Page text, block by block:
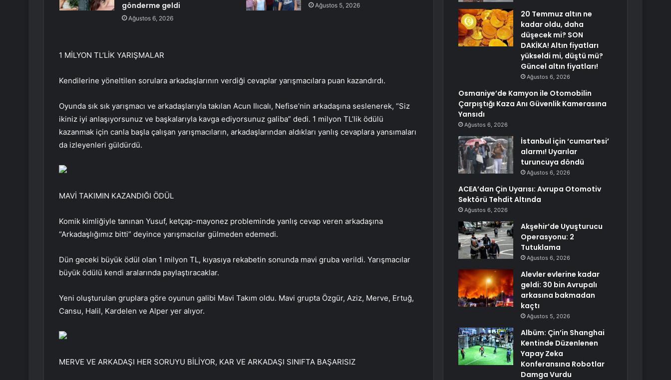
gönderme geldi
Ağustos 6, 2026
Ağustos 5, 2026
1 MİLYON TL’LİK YARIŞMALAR
Kendilerine yöneltilen sorulara arkadaşlarının verdiği cevaplar yarışmacılara puan kazandırdı.
Oyunda sık sık yarışmacı ve arkadaşlarıyla takılan Acun Ilıcalı, Nefise’nin arkadaşına seslenerek, “Siz
ikiniz iyi anlaşıyorsunuz ve başkalarıyla kavga ediyorsunuz galiba” dedi. 1 milyon TL’lik ödülü
kazanmak için canla başla çalışan yarışmacıların, arkadaşlarından aldıkları yanlış cevaplara yansımaları
da izleyenleri güldürdü.
MAVİ TAKIMIN KAZANDIĞI ÖDÜL
Komik kimliğiyle tanınan Yusuf, ketçap-mayonez probleminde yanlış cevap veren arkadaşına
“Arkadaşlığımız bitti” deyince yarışmacılar gülmeden edemedi.
Dün geceki büyük ödül olan 1 milyon TL, kıyasıya rekabetin sonunda mavi gruba verildi. Yarışmacılar
büyük ödülü kendi aralarında paylaştıracaklar.
Yeni oluşturulan gruplara göre oyunun galibi Mavi Takım oldu. Mavi grupta Özgür, Aziz, Merve, Ertuğ,
Cansu, Halil, Kardelen ve Alper yer alıyor.
MERVE VE ARKADAŞI HER SORUYU BİLİYOR, KAR VE ARKADAŞI SINIFTA BAŞARISIZ
20 Temmuz altın ne
kadar oldu, daha
düşecek mi? SON
DAKİKA! Altın fiyatları
yükseldi mi, düştü mü?
Güncel altın fiyatları!
Ağustos 6, 2026
Osmaniye’de Kamyon ile Otomobilin
Çarpıştığı Kaza Anı Güvenlik Kamerasına
Yansıdı
Ağustos 6, 2026
İstanbul için ‘cumartesi’
alarmı! Uyarılar
turuncuya döndü
Ağustos 6, 2026
ACEA’dan Çin Uyarısı: Avrupa Otomotiv
Sektörü Tehdit Altında
Ağustos 6, 2026
Akşehir’de Uyuşturucu
Operasyonu: 2
Tutuklama
Ağustos 6, 2026
Alevler evlerine kadar
geldi: 30 bin Avrupalı
arkasına bakmadan
kaçtı
Ağustos 5, 2026
Albüm: Çin’in Shanghai
Kentinde Düzenlenen
Yapay Zeka
Konferansına Robotlar
Damga Vurdu